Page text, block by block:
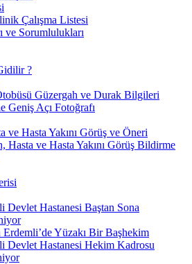
Çalışma Listesi
ve Sorumlulukları
?
Güzergah ve Durak Bilgileri
Geniş Açı Fotoğrafı
ve Hasta Yakını Görüş ve Öneri
Hasta ve Hasta Yakını Görüş Bildirme
Devlet Hastanesi Baştan Sona
Erdemli’de Yüzakı Bir Başhekim
Devlet Hastanesi Hekim Kadrosu